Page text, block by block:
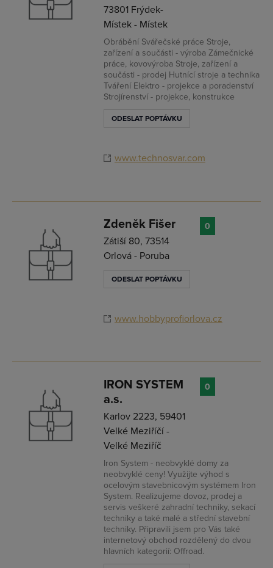
73801 Frýdek-
Místek - Místek
Obrábění Svářečské práce Stroje,
zařízení a součásti - výroba Zámečnické
práce, kovovýroba Stroje, zařízení a
součásti - prodej Hutnící stroje a technika
Tváření Elektro - projekce a poradenství
Strojírenství - projekce, konstrukce
ODESLAT POPTÁVKU
www.technosvar.com
Zdeněk Fišer
Zátiší 80, 73514
Orlová - Poruba
ODESLAT POPTÁVKU
www.hobbyprofiorlova.cz
0
IRON SYSTEM
a.s.
Karlov 2223, 59401
Velké Meziříčí -
Velké Meziříč
Iron System - neobvyklé domy za
neobvyklé ceny! Využijte výhod s
ocelovým stavebnicovým systémem Iron
System. Realizujeme dovoz, prodej a
servis veškeré zahradní techniky, sekací
techniky a také malé a střední stavební
techniky. Připravili jsem pro Vás také
internetový obchod rozdělený do dvou
hlavních kategorií: Offroad.
0